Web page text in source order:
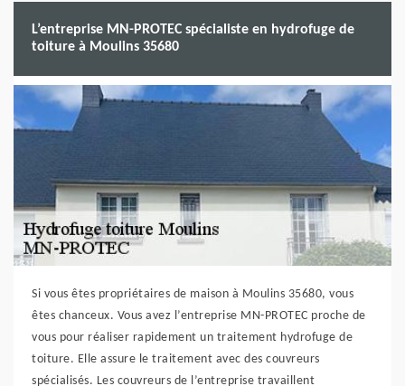
L’entreprise MN-PROTEC spécialiste en hydrofuge de
toiture à Moulins 35680
Si vous êtes propriétaires de maison à Moulins 35680, vous
êtes chanceux. Vous avez l’entreprise MN-PROTEC proche de
vous pour réaliser rapidement un traitement hydrofuge de
toiture. Elle assure le traitement avec des couvreurs
spécialisés. Les couvreurs de l’entreprise travaillent